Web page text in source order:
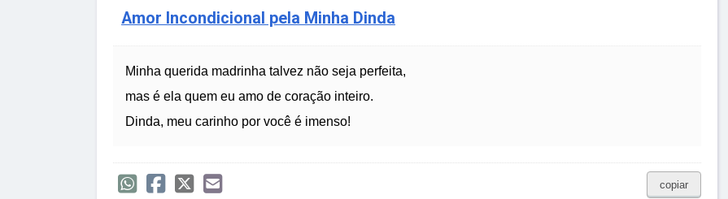
Amor Incondicional pela Minha Dinda
Minha querida madrinha talvez não seja perfeita,
mas é ela quem eu amo de coração inteiro.
Dinda, meu carinho por você é imenso!
copiar